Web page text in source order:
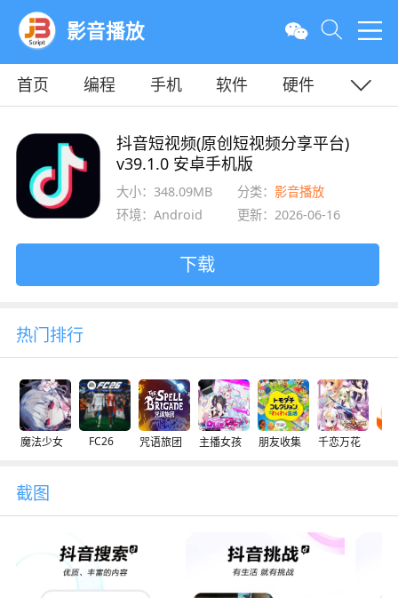
影音播放
首页 编程 手机 软件
硬件
抖音短视频(原创短视频分享平台)
v39.1.0 安卓手机版
大小：348.09MB 分类：影音播放
环境：Android
更新：2026-06-16
下载
热门排行
魔法少女 FC26 咒语旅团 主播女孩 朋友收集 千恋万花
截图